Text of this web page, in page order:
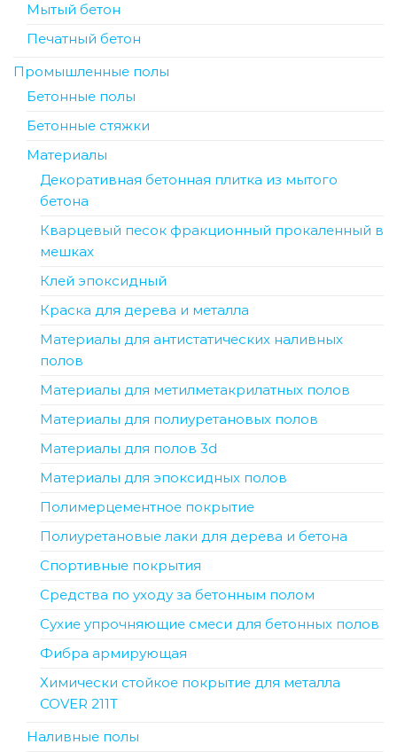
Мытый бетон
Печатный бетон
Промышленные полы
Бетонные полы
Бетонные стяжки
Материалы
Декоративная бетонная плитка из мытого
бетона
Кварцевый песок фракционный прокаленный в
мешках
Клей эпоксидный
Краска для дерева и металла
Материалы для антистатических наливных
полов
Материалы для метилметакрилатных полов
Материалы для полиуретановых полов
Материалы для полов 3d
Материалы для эпоксидных полов
Полимерцементное покрытие
Полиуретановые лаки для дерева и бетона
Спортивные покрытия
Средства по уходу за бетонным полом
Сухие упрочняющие смеси для бетонных полов
Фибра армирующая
Химически стойкое покрытие для металла
COVER 211T
Наливные полы